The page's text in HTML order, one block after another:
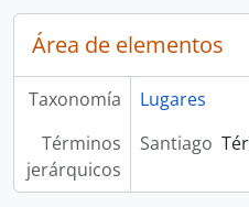
Área de elementos
Taxonomía
Lugares
Términos
jerárquicos
Santiago